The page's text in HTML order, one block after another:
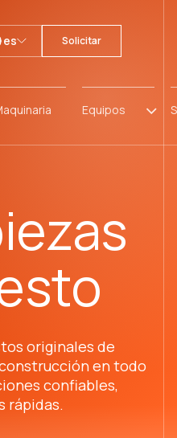
es Solicitar
Equipos
originales de
en todo
confiables,
rápidas.